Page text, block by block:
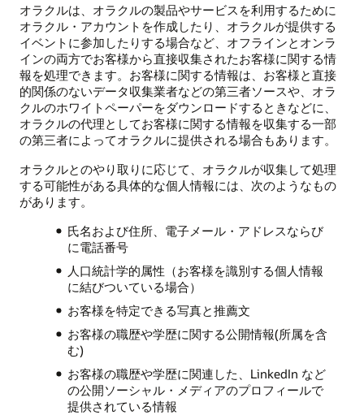
オラクルは、オラクルの製品やサービスを利用するために
オラクル・アカウントを作成したり、オラクルが提供する
イベントに参加したりする場合など、オフラインとオンラ
インの両方でお客様から直接収集されたお客様に関する情
報を処理できます。お客様に関する情報は、お客様と直接
的関係のないデータ収集業者などの第三者ソースや、オラ
クルのホワイトペーパーをダウンロードするときなどに、
オラクルの代理としてお客様に関する情報を収集する一部
の第三者によってオラクルに提供される場合もあります。
オラクルとのやり取りに応じて、オラクルが収集して処理
する可能性がある具体的な個人情報には、次のようなもの
があります。
氏名および住所、電子メール・アドレスならび
に電話番号
人口統計学的属性（お客様を識別する個人情報
に結びついている場合）
お客様を特定できる写真と推薦文
お客様の職歴や学歴に関する公開情報(所属を含
む)
お客様の職歴や学歴に関連した、LinkedIn など
の公開ソーシャル・メディアのプロフィールで
提供されている情報